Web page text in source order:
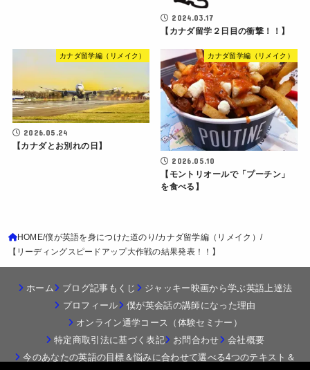
2024.03.17
【カナダ留学２日目の衝撃！！】
カナダ留学編（リメイク）
2026.05.24
【カナダとお別れの日】
カナダ留学編（リメイク）
2026.05.10
【モントリオールで「プーチン」
を食べる】
HOME 僕が英語を身につけた道のり カナダ留学編（リメイク）
【リーディングスピードアップ大作戦の結果発表！！】
ホーム ブログ記事もくじ
ジャッキー映画から学ぶ英語上達法
プロフィール
僕が英会話の講師になった理由
オンライン通学コース（体験セミナー）
特定商取引法に基づく表記
お問合わせ
会社概要
今のあなたの英語の目標＆悩みに合わせて選べる4つのテキスト＆